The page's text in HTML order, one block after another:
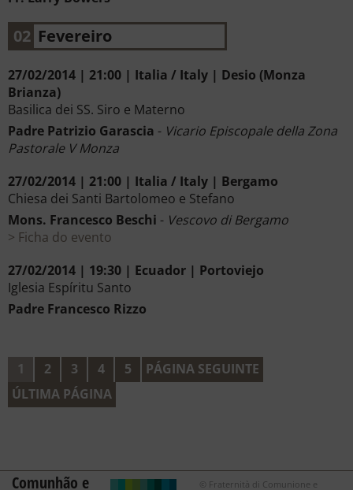
02 Fevereiro
27/02/2014 | 21:00 | Italia / Italy | Desio (Monza
Brianza)
Basilica dei SS. Siro e Materno
Padre Patrizio Garascia - Vicario Episcopale della Zona
Pastorale V Monza
27/02/2014 | 21:00 | Italia / Italy | Bergamo
Chiesa dei Santi Bartolomeo e Stefano
Mons. Francesco Beschi - Vescovo di Bergamo
Ficha do evento
27/02/2014 | 19:30 | Ecuador | Portoviejo
Iglesia Espíritu Santo
Padre Francesco Rizzo
1 2 3 4 5
PÁGINA SEGUINTE
ÚLTIMA PÁGINA
Comunhão e
© Fraternità di Comunione e